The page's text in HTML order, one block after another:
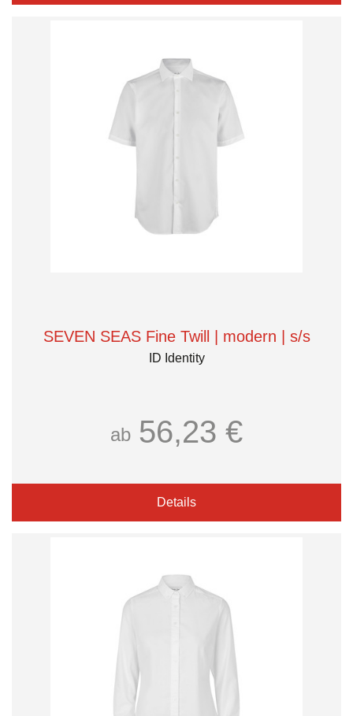
SEVEN SEAS Fine Twill | modern | s/s
ID Identity
ab 56,23 €
Details